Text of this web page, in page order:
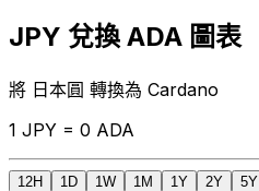
JPY 兌換 ADA 圖表
將 日本圓 轉換為 Cardano
1 JPY = 0 ADA
12H 1D 1W 1M 1Y 2Y 5Y